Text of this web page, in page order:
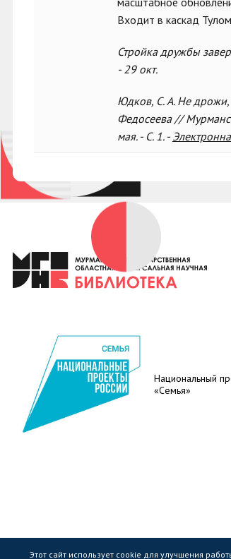
Входит в каскад
Стройка дружбы
- 29 окт.
Юдков, С. А. Не
Федосеева //
мая. - С. 1. -
Национальный
«Семья»
Этот сайт использует cookie для улучшения